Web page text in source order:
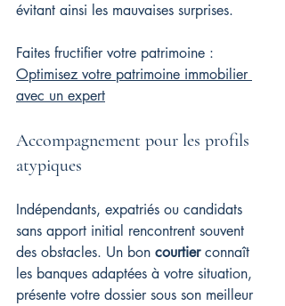
évitant ainsi les mauvaises surprises.
Faites fructifier votre patrimoine :
Optimisez votre patrimoine immobilier
avec un expert
Accompagnement pour les profils
atypiques
Indépendants, expatriés ou candidats
sans apport initial rencontrent souvent
des obstacles. Un bon courtier connaît
les banques adaptées à votre situation,
présente votre dossier sous son meilleur